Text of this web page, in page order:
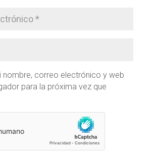
nombre, correo electrónico y web
para la próxima vez que